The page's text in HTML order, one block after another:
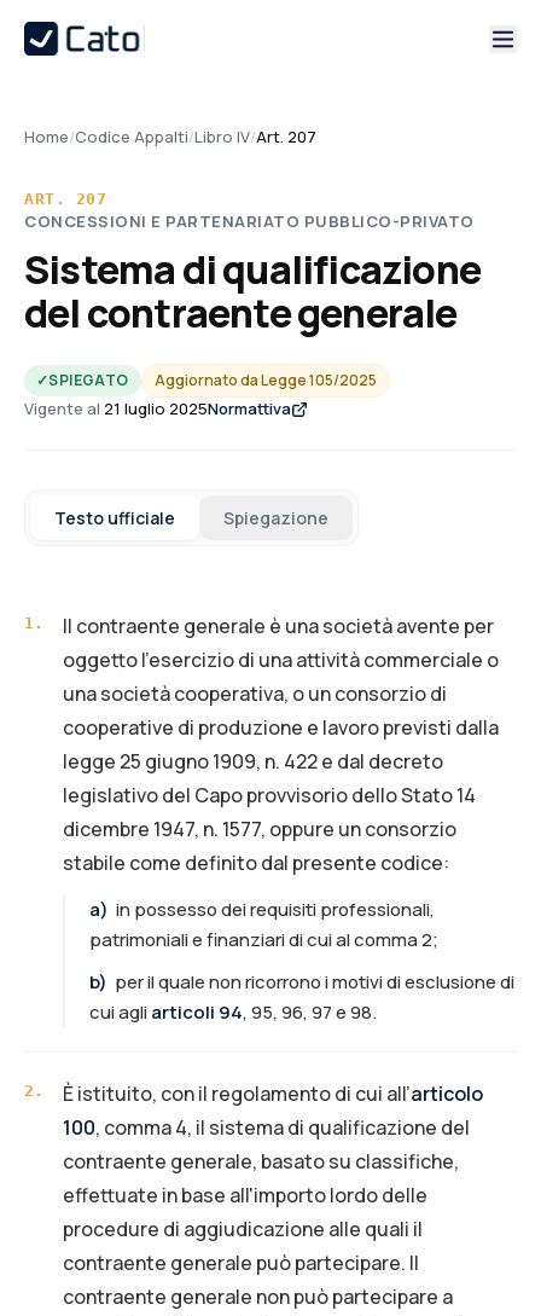
Home/Codice Appalti/Libro IV/Art. 207
ART. 207·
CONCESSIONI E PARTENARIATO PUBBLICO-PRIVATO
Sistema di qualificazione
del contraente generale
✓SPIEGATO Aggiornato daLegge 105/2025
Vigente al 21 luglio 2025Normattiva
Testo ufficiale Spiegazione
1.
Il contraente generale è una società avente per
oggetto l’esercizio di una attività commerciale o
una società cooperativa, o un consorzio di
cooperative di produzione e lavoro previsti dalla
legge 25 giugno 1909, n. 422 e dal decreto
legislativo del Capo provvisorio dello Stato 14
dicembre 1947, n. 1577, oppure un consorzio
stabile come definito dal presente codice:
a) in possesso dei requisiti professionali,
patrimoniali e finanziari di cui al comma 2;
b) per il quale non ricorrono i motivi di esclusione di
cui agliarticoli 94, 95, 96, 97 e 98.
2 . È istituito, con il regolamento di cui all’articolo
100, comma 4, il sistema di qualificazione del
contraente generale, basato su classifiche,
effettuate in base all'importo lordo delle
procedure di aggiudicazione alle quali il
contraente generale può partecipare. Il
contraente generale non può partecipare a